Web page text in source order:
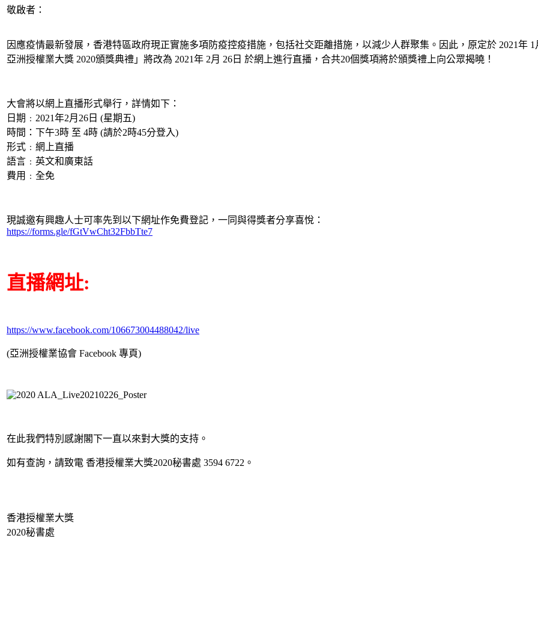
敬啟者：
因應疫情最新發展，香港特區政府現正實施多項防疫控疫措施，包括社交距離措施，以減少人群聚集。因此，原定於 2021年
亞洲授權業大獎 2020頒獎典禮 」 將改為 2021年 2月 26日 於網上進行直播 ， 合共20個獎項將於頒獎禮上向公眾揭曉！
大會將以網上直播形式舉行，詳情如下：
日期﹕2021年2月26日 (星期五)
時間：下午3時 至 4時 (請於2時45分登入)
形式﹕網上直播
語言﹕英文和廣東話
費用﹕全免
現誠邀有興趣人士可率先到以下網址作免費登記，一同與得獎者分享喜悅：
https://forms.gle/fGtVwCht32FbbTte7
直播網址:
https://www.facebook.com/106673004488042/live
(亞洲授權業協會 Facebook 專頁)
在此我們特別感謝閣下一直以來對大獎的支持。
如有查詢，請致電 香港授權業大獎2020秘書處 3594 6722。
香港授權業大獎
2020秘書處